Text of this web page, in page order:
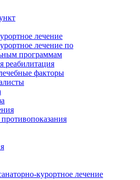
лечение
лечение по
программам
реабилитация
факторы
курортное лечение